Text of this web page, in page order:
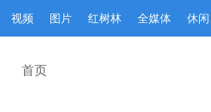
视频 图片 红树林 全媒体 休闲
首页